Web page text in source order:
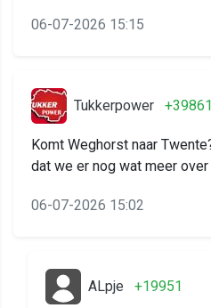
06-07-2026 15:15
Tukkerpower +39861
Komt Weghorst naar
dat we er nog wat meer
06-07-2026 15:02
ALpje +19951